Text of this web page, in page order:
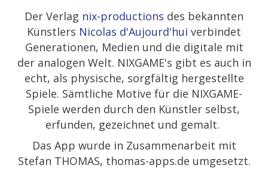
Der Verlag nix-productions des bekannten
Künstlers Nicolas d'Aujourd'hui verbindet
Generationen, Medien und die digitale mit
der analogen Welt. NIXGAME's gibt es auch in
echt, als physische, sorgfältig hergestellte
Spiele. Sämtliche Motive für die NIXGAME-
Spiele werden durch den Künstler selbst,
erfunden, gezeichnet und gemalt.
Das App wurde in Zusammenarbeit mit
Stefan THOMAS, thomas-apps.de umgesetzt.